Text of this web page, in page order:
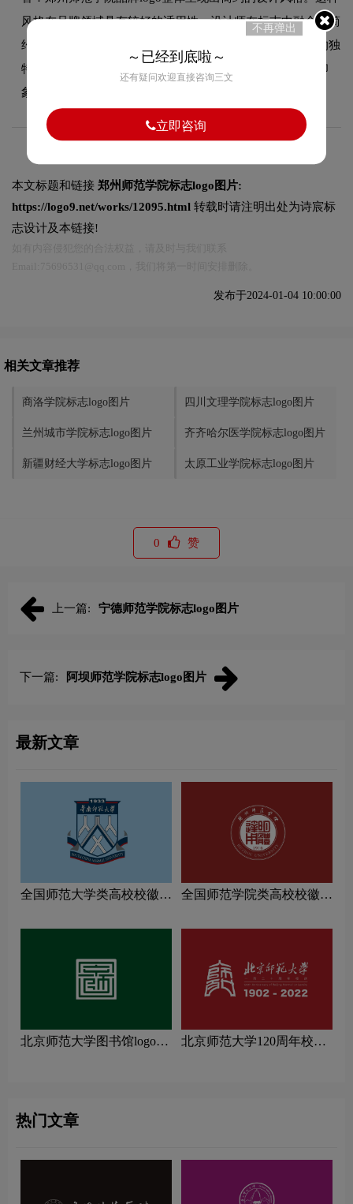
风格在品牌领域具有较好的适用性，设计师在标志中融合了简
约的核心手法，既符合行业的一般审美特征，又突出品牌的独
特个性，能够在众多竞品中脱颖而出，给消费者留下深刻印
象。
本文标题和链接 郑州师范学院标志logo图片:
https://logo9.net/works/12095.html 转载时请注明出处为诗宸标
志设计及本链接!
发布于2024-01-04 10:00:00
相关文章推荐
商洛学院标志logo图片 四川文理学院标志logo图片
兰州城市学院标志logo图片 齐齐哈尔医学院标志logo图片
新疆财经大学标志logo图片 太原工业学院标志logo图片
0 赞
上一篇: 宁德师范学院标志logo图片
下一篇: 阿坝师范学院标志logo图片
最新文章
全国师范大学类高校校徽设
全国师范学院类高校校徽设
北京师范大学图书馆logo图
北京师范大学120周年校庆
热门文章
不再弹出
～已经到底啦～
还有疑问欢迎直接咨询三文
立即咨询